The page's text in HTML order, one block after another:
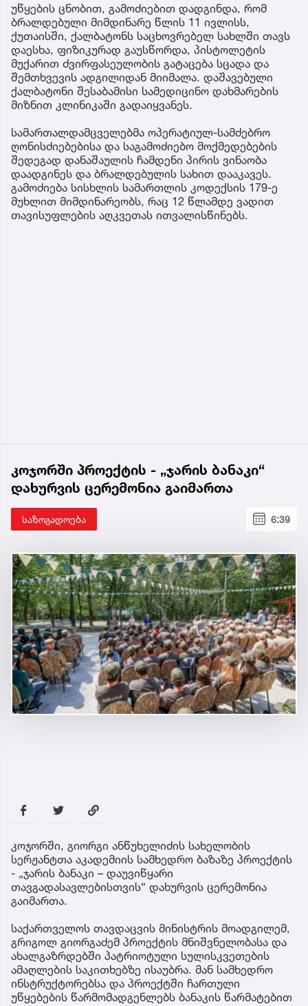
უწყების ცნობით, გამოძიებით დადგინდა, რომ
ბრალდებული მიმდინარე წლის 11 ივლისს,
ქუთაისში, ქალბატონს საცხოვრებელ სახლში თავს
დაესხა, ფიზიკურად გაუსწორდა, პისტოლეტის
მუქარით ძვირფასეულობის გატაცება სცადა და
შემთხვევის ადგილიდან მიიმალა. დაშავებული
ქალბატონი შესაბამისი სამედიცინო დახმარების
მიზნით კლინიკაში გადაიყვანეს.
სამართალდამცველებმა ოპერატიულ-სამძებრო
ღონისძიებებისა და საგამოძიებო მოქმედებების
შედეგად დანაშაულის ჩამდენი პირის ვინაობა
დაადგინეს და ბრალდებულის სახით დააკავეს.
გამოძიება სისხლის სამართლის კოდექსის 179-ე
მუხლით მიმდინარეობს, რაც 12 წლამდე ვადით
თავისუფლების აღკვეთას ითვალისწინებს.
კოჯორში პროექტის - „ჯარის ბანაკი“
დახურვის ცერემონია გაიმართა
საზოგადოება 6:39
კოჯორში, გიორგი ანწუხელიძის სახელობის
სერჟანტთა აკადემიის სამხედრო ბაზაზე პროექტის
- „ჯარის ბანაკი – დაუვიწყარი
თავგადასავლებისთვის“ დახურვის ცერემონია
გაიმართა.
საქართველოს თავდაცვის მინისტრის მოადგილემ,
გრიგოლ გიორგაძემ პროექტის მნიშვნელობასა და
ახალგაზრდებში პატრიოტული სულისკვეთების
ამაღლების საკითხებზე ისაუბრა. მან სამხედრო
ინსტრუქტორებსა და პროექტში ჩართული
უწყებების წარმომადგენლებს ბანაკის წარმატებით